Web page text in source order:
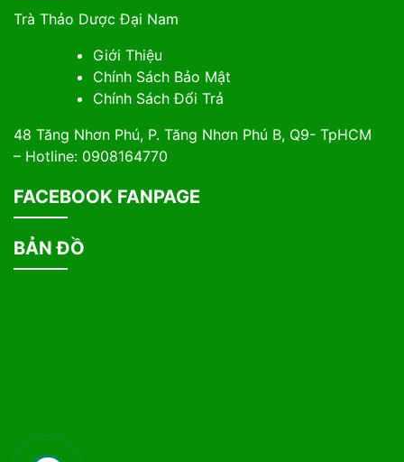
Trà Thảo Dược Đại Nam
Giới Thiệu
Chính Sách Bảo Mật
Chính Sách Đổi Trả
48 Tăng Nhơn Phú, P. Tăng Nhơn Phú B, Q9- TpHCM
– Hotline: 0908164770
FACEBOOK FANPAGE
BẢN ĐỒ